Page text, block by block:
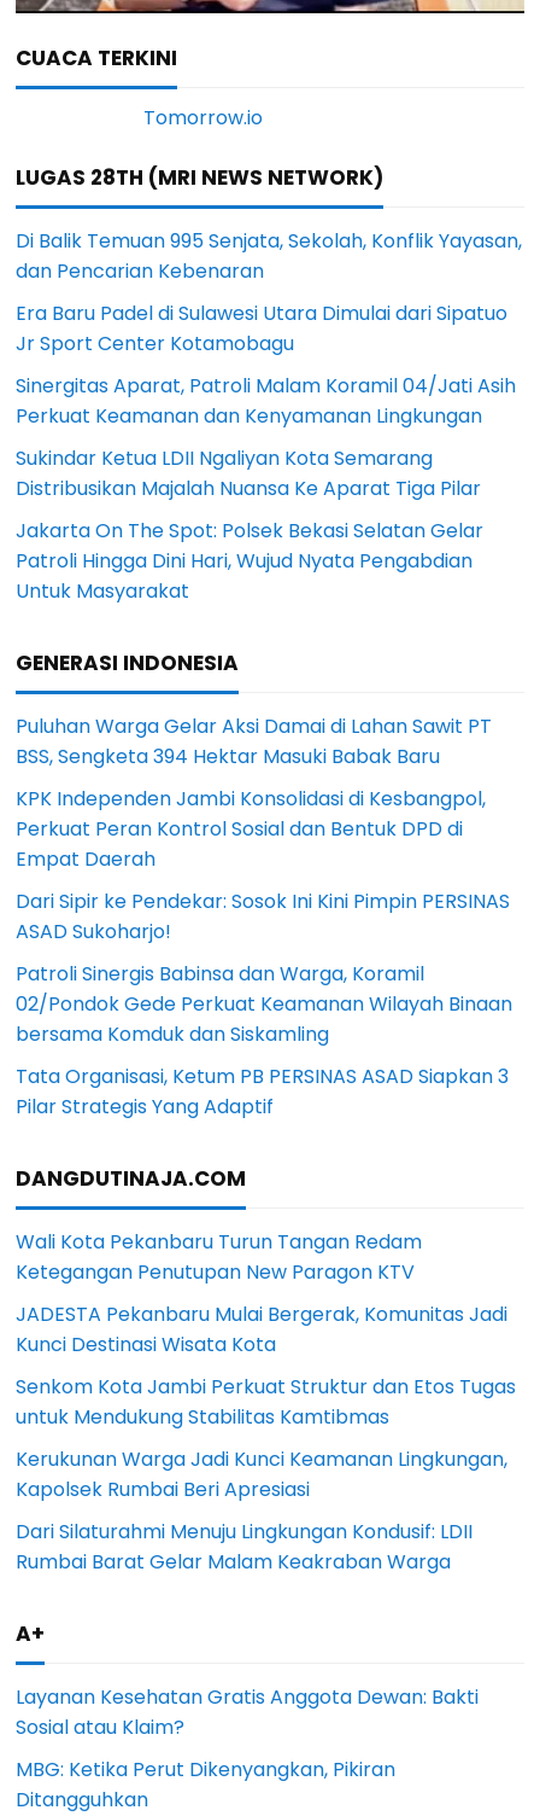
CUACA TERKINI
LUGAS 28TH (MRI NEWS NETWORK)
Di Balik Temuan 995 Senjata, Sekolah, Konflik Yayasan,
dan Pencarian Kebenaran
Era Baru Padel di Sulawesi Utara Dimulai dari Sipatuo
Jr Sport Center Kotamobagu
Sinergitas Aparat, Patroli Malam Koramil 04/Jati Asih
Perkuat Keamanan dan Kenyamanan Lingkungan
Sukindar Ketua LDII Ngaliyan Kota Semarang
Distribusikan Majalah Nuansa Ke Aparat Tiga Pilar
Jakarta On The Spot: Polsek Bekasi Selatan Gelar
Patroli Hingga Dini Hari, Wujud Nyata Pengabdian
Untuk Masyarakat
GENERASI INDONESIA
Puluhan Warga Gelar Aksi Damai di Lahan Sawit PT
BSS, Sengketa 394 Hektar Masuki Babak Baru
KPK Independen Jambi Konsolidasi di Kesbangpol,
Perkuat Peran Kontrol Sosial dan Bentuk DPD di
Empat Daerah
Dari Sipir ke Pendekar: Sosok Ini Kini Pimpin PERSINAS
ASAD Sukoharjo!
Patroli Sinergis Babinsa dan Warga, Koramil
02/Pondok Gede Perkuat Keamanan Wilayah Binaan
bersama Komduk dan Siskamling
Tata Organisasi, Ketum PB PERSINAS ASAD Siapkan 3
Pilar Strategis Yang Adaptif
DANGDUTINAJA.COM
Wali Kota Pekanbaru Turun Tangan Redam
Ketegangan Penutupan New Paragon KTV
JADESTA Pekanbaru Mulai Bergerak, Komunitas Jadi
Kunci Destinasi Wisata Kota
Senkom Kota Jambi Perkuat Struktur dan Etos Tugas
untuk Mendukung Stabilitas Kamtibmas
Kerukunan Warga Jadi Kunci Keamanan Lingkungan,
Kapolsek Rumbai Beri Apresiasi
Dari Silaturahmi Menuju Lingkungan Kondusif: LDII
Rumbai Barat Gelar Malam Keakraban Warga
A+
Layanan Kesehatan Gratis Anggota Dewan: Bakti
Sosial atau Klaim?
MBG: Ketika Perut Dikenyangkan, Pikiran
Ditangguhkan